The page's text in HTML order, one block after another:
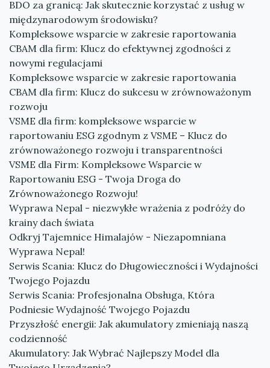
BDO za granicą: Jak skutecznie korzystać z usług w
międzynarodowym środowisku?
Kompleksowe wsparcie w zakresie raportowania
CBAM dla firm: Klucz do efektywnej zgodności z
nowymi regulacjami
Kompleksowe wsparcie w zakresie raportowania
CBAM dla firm: Klucz do sukcesu w zrównoważonym
rozwoju
VSME dla firm: kompleksowe wsparcie w
raportowaniu ESG zgodnym z VSME – Klucz do
zrównoważonego rozwoju i transparentności
VSME dla Firm: Kompleksowe Wsparcie w
Raportowaniu ESG - Twoja Droga do
Zrównoważonego Rozwoju!
Wyprawa Nepal - niezwykłe wrażenia z podróży do
krainy dach świata
Odkryj Tajemnice Himalajów - Niezapomniana
Wyprawa Nepal!
Serwis Scania: Klucz do Długowieczności i Wydajności
Twojego Pojazdu
Serwis Scania: Profesjonalna Obsługa, Która
Podniesie Wydajność Twojego Pojazdu
Przyszłość energii: Jak akumulatory zmieniają naszą
codzienność
Akumulatory: Jak Wybrać Najlepszy Model dla